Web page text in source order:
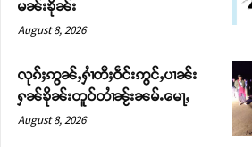
မၼ်းၶိုၼ်း
August 8, 2026
လုၵ်ႈဢွၼ်ႇႁၢႆတီႈဝဵင်းဢွင်ႇပၢၼ်း
ႁၼ်ၶိုၼ်းတူဝ်တၢႆၼႂ်းၼမ်ႉမေႃႇ
August 8, 2026